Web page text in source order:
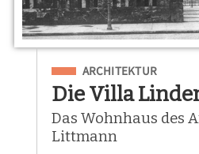
Eingeordnet unter
ARCHITEKTUR
Die Villa
Das Wohnhaus des
Littmann